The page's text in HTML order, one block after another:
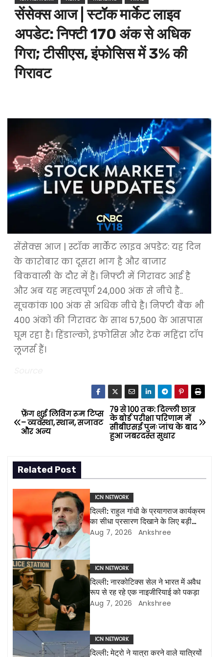
सेंसेक्स आज | स्टॉक मार्केट लाइव
अपडेट: निफ्टी 170 अंक से अधिक
गिरा; टीसीएस, इंफोसिस में 3% की
गिरावट
सेंसेक्स आज | स्टॉक मार्केट लाइव अपडेट: यह दिन
के कारोबार का दूसरा भाग है और बाजार
बिकवाली के दौर में हैं। निफ्टी में गिरावट आई है
और अब यह महत्वपूर्ण 24,000 अंक से नीचे है..
सूचकांक 100 अंक से अधिक नीचे है। निफ्टी बैंक भी
400 अंकों की गिरावट के साथ 57,500 के आसपास
घूम रहा है। हिंडाल्को, इंफोसिस और टेक महिंद्रा टॉप
लूजर्स हैं।
P
o
t
a
v
i
g
a
t
79 से 100 तक: दिल्ली छात्र
के बोर्ड परीक्षा परिणाम में
सीबीएसई पुनः जांच के बाद
हुआ जबरदस्त सुधार
फ़ेंग शुई लिविंग रूम टिप्स
– व्यवस्था, स्थान, सजावट
और अन्य
Related Post
ICN NETWORK
दिल्ली: राहुल गांधी के प्रयागराज कार्यक्रम
का सीधा प्रसारण दिखाने के लिए बड़ी
एलईडी स्क्रीन लगाई जाएंगी
Aug 7, 2026 Ankshree
ICN NETWORK
दिल्ली: नारकोटिक्स सेल ने भारत में अवैध
रूप से रह रहे एक नाइजीरियाई को पकड़ा
Aug 7, 2026 Ankshree
ICN NETWORK
दिल्ली: मेट्रो ने यात्रा करने वाले यात्रियों